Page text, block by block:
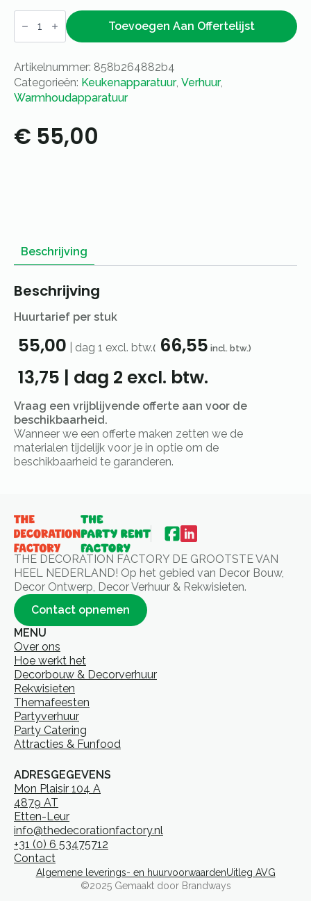
Warmhoudplaat
met
warmhoudbrug
Toevoegen Aan Offertelijst
Artikelnummer: 858b264882b4
Categorieën: Keukenapparatuur, Verhuur,
Warmhoudapparatuur
€ 55,00
Beschrijving
Beschrijving
Huurtarief per stuk
55,00 dag 1 excl. btw.( 66,55 incl. btw.)
13,75 | dag 2 excl. btw.
Vraag een vrijblijvende offerte aan voor de
beschikbaarheid.
Wanneer we een offerte maken zetten we de
materialen tijdelijk voor je in optie om de
beschikbaarheid te garanderen.
THE DECORATION FACTORY DE GROOTSTE VAN
HEEL NEDERLAND! Op het gebied van Decor Bouw,
Decor Ontwerp, Decor Verhuur & Rekwisieten.
Contact opnemen
MENU
Over ons
Hoe werkt het
Decorbouw & Decorverhuur
Rekwisieten
Themafeesten
Partyverhuur
Party Catering
Attracties & Funfood
ADRESGEGEVENS
Mon Plaisir 104 A
4879 AT
Etten-Leur
info@thedecorationfactory.nl
+31 (0) 6 53475712
Contact
Algemene leverings- en huurvoorwaardenUitleg AVG
©2025 Gemaakt door Brandways